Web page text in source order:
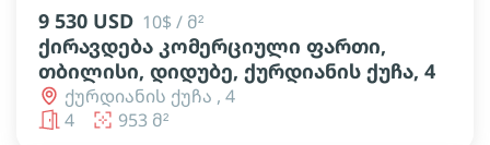
9 530 USD 10$ / მ²
ქირავდება კომერციული ფართი,
თბილისი, დიდუბე, ქურდიანის ქუჩა, 4
ქურდიანის ქუჩა , 4
4
953 მ²